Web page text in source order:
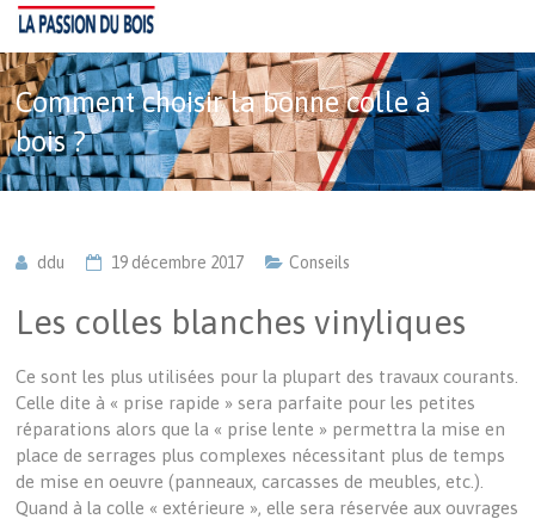
Comment choisir la bonne colle à
bois ?
ddu 19 décembre 2017 Conseils
Les colles blanches vinyliques
Ce sont les plus utilisées pour la plupart des travaux courants.
Celle dite à « prise rapide » sera parfaite pour les petites
réparations alors que la « prise lente » permettra la mise en
place de serrages plus complexes nécessitant plus de temps
de mise en oeuvre (panneaux, carcasses de meubles, etc.).
Quand à la colle « extérieure », elle sera réservée aux ouvrages